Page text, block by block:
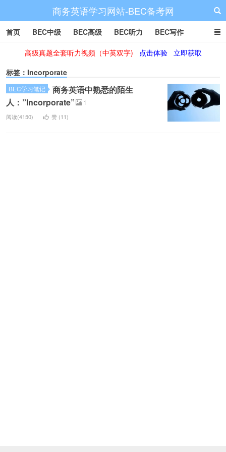
商务英语学习网站-BEC备考网
首页 BEC中级 BEC高级 BEC听力 BEC写作
BEC阅读 BEC词汇 BEC视频 BEC真题 BEC备考
高级真题全套听力视频（中英双字) 点击体验
立即获取
标签：Incorporate
BEC学习笔记
商务英语中熟悉的陌生
人：”Incorporate”
1
阅读(4150) 赞 (11)